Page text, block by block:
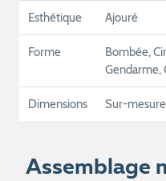
Esthétique Ajouré
Forme
Bombée,
Gendarme,
Dimensions Sur-mesure
Assemblage